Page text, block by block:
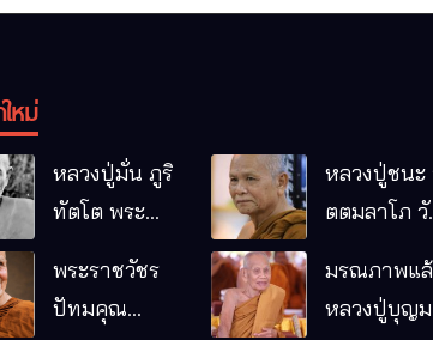
หม่
หลวงปู่มั่น ภูริ
ทัตโต พระ
พระกรรมฐาน
หลวงปู่ชนะ
ตตมลาโภ
จ.มหาสารค
พระราชวัชร
ปัทมคุณ
มรณภาพแ
หลวงปู่บุญ